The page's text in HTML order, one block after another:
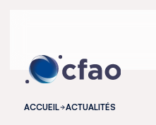
ACCUEIL ACTUALITÉS